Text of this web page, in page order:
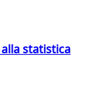
statistica